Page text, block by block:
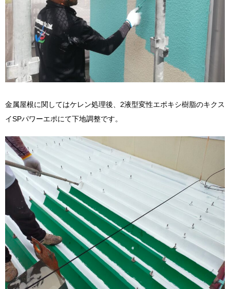
金属屋根に関してはケレン処理後、2液型変性エポキシ樹脂のキクス
イSPパワーエポにて下地調整です。